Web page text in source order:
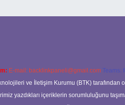
E-mail: backlinkpaneli@gmail.com Teams:
ve İletişim Kurumu (BTK)
yazdıkları içeriklerin sorumluluğunu